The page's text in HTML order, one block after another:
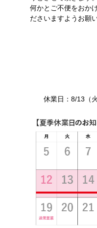
何かとご不便をおか
ださいますようお願
休業日：8/13（